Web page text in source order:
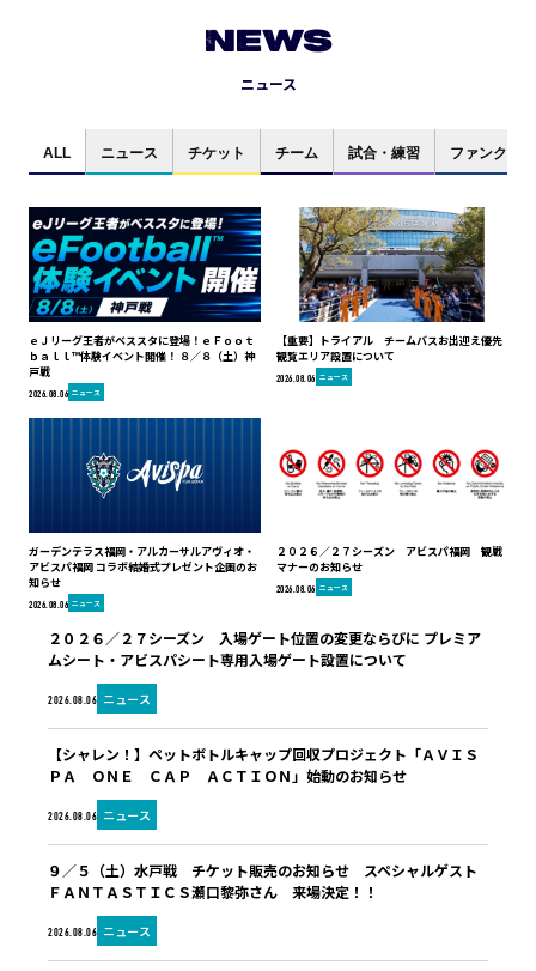
NEWS
ニュース
ALL ニュース チケット チーム 試合・練習 ファンクラブ
ｅＪリーグ王者がベススタに登場！ｅＦｏｏｔ
ｂａｌｌ™体験イベント開催！ ８／８（土）神
戸戦
2026.08.06 ニュース
【重要】トライアル チームバスお出迎え優先
観覧エリア設置について
2026.08.06 ニュース
ガーデンテラス福岡・アルカーサルアヴィオ・
アビスパ福岡 コラボ結婚式プレゼント企画のお
知らせ
2026.08.06 ニュース
２０２６／２７シーズン アビスパ福岡 観戦
マナーのお知らせ
2026.08.06 ニュース
2026.08.06 ニュース
２０２６／２７シーズン 入場ゲート位置の変更ならびに プレミア
ムシート・アビスパシート専用入場ゲート設置について
2026.08.06 ニュース
【シャレン！】ペットボトルキャップ回収プロジェクト「ＡＶＩＳ
ＰＡ ＯＮＥ ＣＡＰ ＡＣＴＩＯＮ」始動のお知らせ
2026.08.06 ニュース
９／５（土）水戸戦 チケット販売のお知らせ スペシャルゲスト
ＦＡＮＴＡＳＴＩＣＳ瀬口黎弥さん 来場決定！！